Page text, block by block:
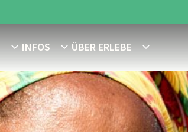
INFOS ÜBER ERLEBE